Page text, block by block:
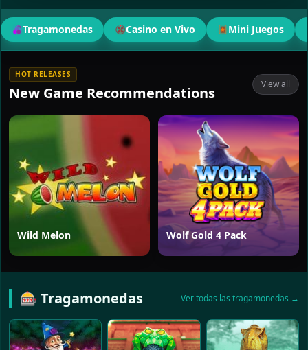
Tragamonedas Casino en Vivo Mini Juegos
HOT RELEASES
New Game Recommendations View all
Wild Melon Wolf Gold 4 Pack
🎰 Tragamonedas Ver todas las tragamonedas →